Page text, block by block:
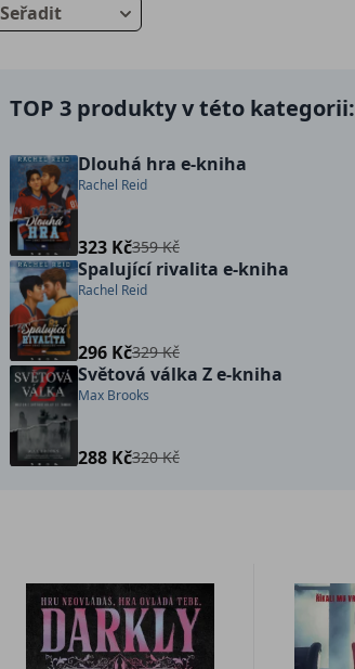
Seřadit
TOP 3 produkty v této kategorii:
Dlouhá hra e-kniha
Rachel Reid
323 Kč359 Kč
Spalující rivalita e-kniha
Rachel Reid
296 Kč329 Kč
Světová válka Z e-kniha
Max Brooks
288 Kč320 Kč